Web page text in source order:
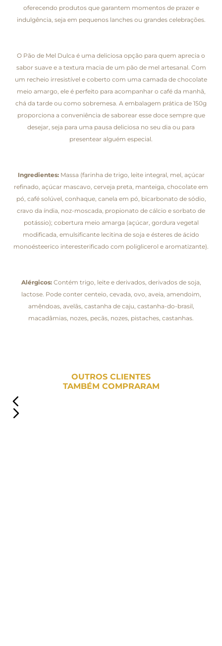
oferecendo produtos que garantem momentos de prazer e
indulgência, seja em pequenos lanches ou grandes celebrações.
O Pão de Mel Dulca é uma deliciosa opção para quem aprecia o
sabor suave e a textura macia de um pão de mel artesanal. Com
um recheio irresistível e coberto com uma camada de chocolate
meio amargo, ele é perfeito para acompanhar o café da manhã,
chá da tarde ou como sobremesa. A embalagem prática de 150g
proporciona a conveniência de saborear esse doce sempre que
desejar, seja para uma pausa deliciosa no seu dia ou para
presentear alguém especial.
Ingredientes:Massa (farinha de trigo, leite integral, mel, açúcar
refinado, açúcar mascavo, cerveja preta, manteiga, chocolate em
pó, café solúvel, conhaque, canela em pó, bicarbonato de sódio,
cravo da índia, noz-moscada, propionato de cálcio e sorbato de
potássio); cobertura meio amarga (açúcar, gordura vegetal
modificada, emulsificante lecitina de soja e ésteres de ácido
monoésteerico interesterificado com poliglicerol e aromatizante).
Alérgicos:Contém trigo, leite e derivados, derivados de soja,
lactose. Pode conter centeio, cevada, ovo, aveia, amendoim,
amêndoas, avelãs, castanha de caju, castanha-do-brasil,
macadâmias, nozes, pecãs, nozes, pistaches, castanhas.
OUTROS CLIENTES
TAMBÉM COMPRARAM